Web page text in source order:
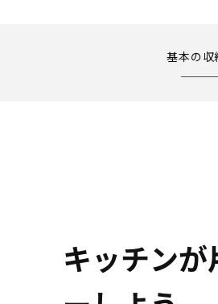
基本の収
キッチン